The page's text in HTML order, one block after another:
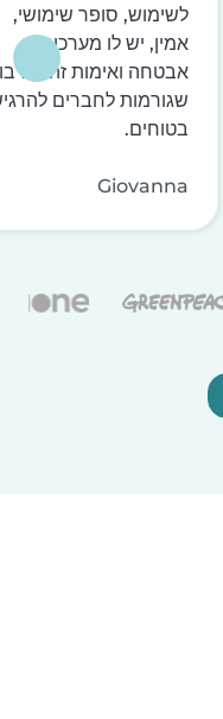
לשימוש, סופר שימושי,
אמין, יש לו מערכות
אבטחה ואימות זהות
שגורמות לחברים
בטוחים.
Giovanna